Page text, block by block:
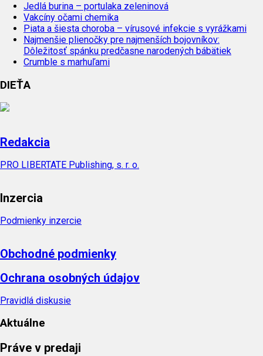
Jedlá burina – portulaka zeleninová
Vakcíny očami chemika
Piata a šiesta choroba – vírusové infekcie s vyrážkami
Najmenšie plienočky pre najmenších bojovníkov:
Dôležitosť spánku predčasne narodených bábätiek
Crumble s marhuľami
DIEŤA
Redakcia
PRO LIBERTATE Publishing, s. r. o.
Inzercia
Podmienky inzercie
Obchodné podmienky
Ochrana osobných údajov
Pravidlá diskusie
Aktuálne
Práve v predaji